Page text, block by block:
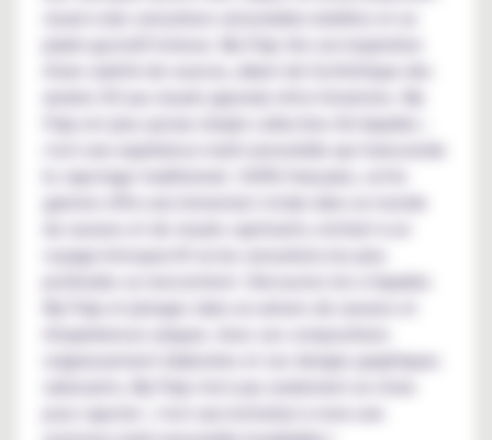
plaisir gustatif intense. My Pulp tire son inspiration
années 50 aux visuels japonais rétro-futuristes. My
Pulp est plus qu'une simple collection d'e-liquides ;
c'est une expérience multi-sensorielle qui transcende
le vapotage traditionnel. 100% française, cette
gamme offre une immersion totale dans un monde
de saveurs et de visuels captivants, invitant à un
voyage introspectif où les sensations les plus
profondes se rencontrent. Découvrez les e-liquides
My Pulp et plongez dans un univers de saveurs et
d'expériences uniques. Avec ses compositions
soigneusement élaborées et ses designs graphiques
pour vapoter ; c'est une invitation à vivre une